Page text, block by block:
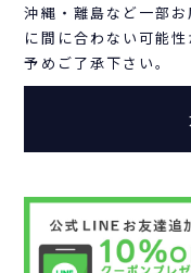
沖縄・離島など一部
に間に合わない可能性
予めご了承下さい。